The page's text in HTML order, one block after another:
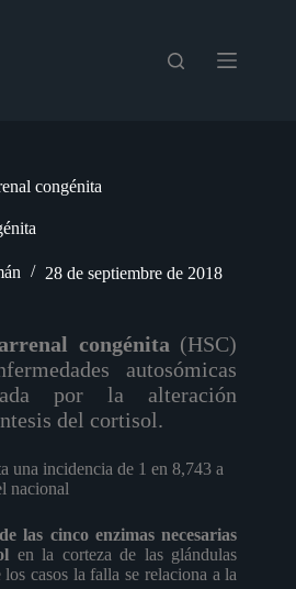
congénita
28 de septiembre de 2018
congénita (HSC)
autosómicas
por la alteración
del cortisol.
una incidencia de 1 en 8,743 a
nacional
las cinco enzimas necesarias
en la corteza de las glándulas
casos la falla se relaciona a la